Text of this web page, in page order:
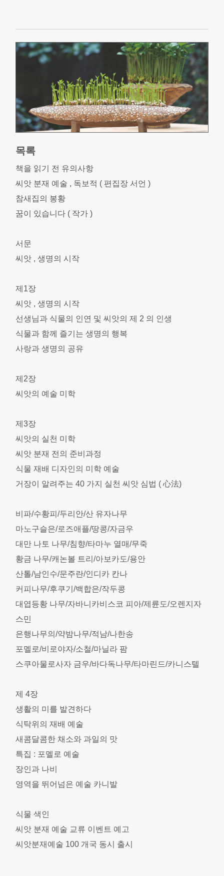
목록
책을 읽기 전 유의사항
씨앗 분재 예술 , 독보적 ( 편집장 서언 )
참새집의 봉황
꿈이 있습니다 ( 작가 )
서문
씨앗 , 생명의 시작
제1장
씨앗 , 생명의 시작
선생님과 식물의 인연 및 씨앗의 제 2 의 인생
식물과 함께 즐기는 생명의 행복
사랑과 생명의 공유
제2장
씨앗의 예술 미학
제3장
씨앗의 실천 미학
씨앗 분재 전의 준비과정
식물 재배 디자인의 미학 예술
거장이 알려주는 40 가지 실천 씨앗 심법 ( 心法)
비파/수황피/두리안/산 유자나무
마노구슬은/로즈애플/땅콩/자금우
대만 나토 나무/침향/타마누 열매/무죽
황금 나무/캐논볼 트리/아보카도/용안
산톨/남인수/문주란/인디카 칸나
커피나무/후쿠기/백합은/작두콩
대엽등황 나무/자바니카비스코 피아/제륜도/오렌지자
스민
은행나무의/약밤나무/적남/나한송
포멜로/비로야자/소철/마닐라 팜
스쿠아물로사자 금우/바다독나무/타마린드/카니스텔
제 4장
생활의 미를 발견하다
식탁위의 재배 예술
새콤달콤한 채소와 과일의 맛
특집 : 포멜로 예술
장인과 나비
영역을 뛰어넘은 예술 카니발
식물 색인
씨앗 분재 예술 교류 이벤트 예고
씨앗분재예술 100 개국 동시 출시